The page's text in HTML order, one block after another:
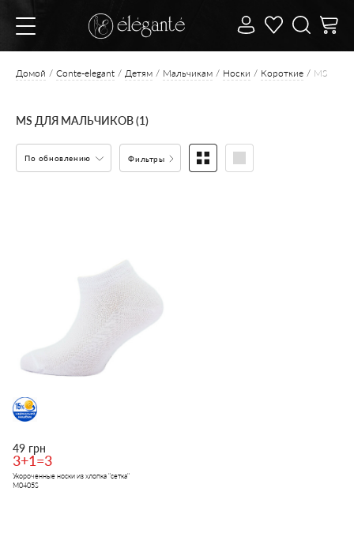
Домой Conte-elegant Детям Мальчикам Носки Короткие MS
MS ДЛЯ МАЛЬЧИКОВ (1)
По обновлению Фильтры
49 грн
3+1=3
Укороченные носки из хлопка "сетка"
M0405S